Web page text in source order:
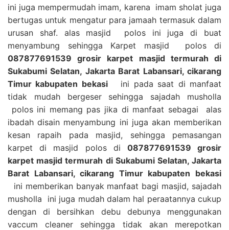
ini juga mempermudah imam, karena imam sholat juga
bertugas untuk mengatur para jamaah termasuk dalam
urusan shaf. alas masjid polos ini juga di buat
menyambung sehingga Karpet masjid polos di
087877691539 grosir karpet masjid termurah di
Sukabumi Selatan, Jakarta Barat Labansari, cikarang
Timur kabupaten bekasiini pada saat di manfaat
tidak mudah bergeser sehingga sajadah musholla
polos ini memang pas jika di manfaat sebagai alas
ibadah disain menyambung ini juga akan memberikan
kesan rapaih pada masjid, sehingga pemasangan
karpet di masjid polos di 087877691539 grosir
karpet masjid termurah di Sukabumi Selatan, Jakarta
Barat Labansari, cikarang Timur kabupaten bekasi
ini memberikan banyak manfaat bagi masjid, sajadah
musholla ini juga mudah dalam hal peraatannya cukup
dengan di bersihkan debu debunya menggunakan
vaccum cleaner sehingga tidak akan merepotkan